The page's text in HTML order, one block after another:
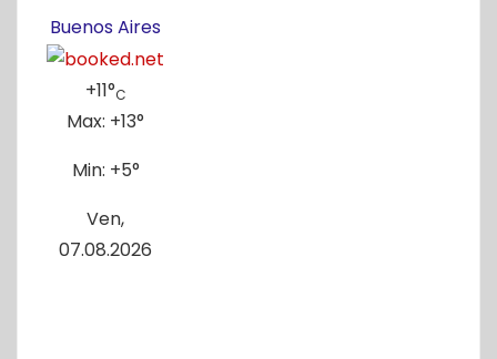
Buenos Aires
+11°C
Max: +13°
Min: +5°
Ven,
07.08.2026